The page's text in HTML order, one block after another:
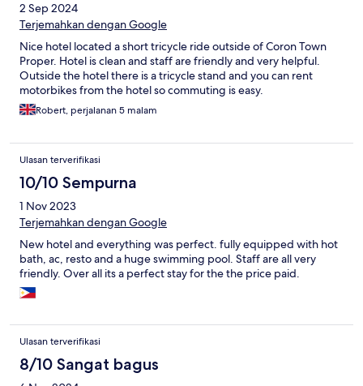
2 Sep 2024
Terjemahkan dengan Google
Nice hotel located a short tricycle ride outside of Coron Town
Proper. Hotel is clean and staff are friendly and very helpful.
Outside the hotel there is a tricycle stand and you can rent
motorbikes from the hotel so commuting is easy.
Robert, perjalanan 5 malam
Ulasan terverifikasi
10/10 Sempurna
1 Nov 2023
Terjemahkan dengan Google
New hotel and everything was perfect. fully equipped with hot
bath, ac, resto and a huge swimming pool. Staff are all very
friendly. Over all its a perfect stay for the the price paid.
Ulasan terverifikasi
8/10 Sangat bagus